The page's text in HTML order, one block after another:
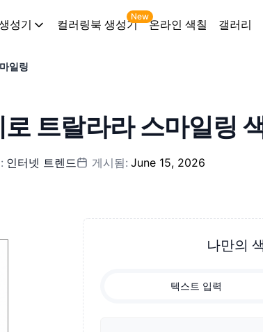
성기 컬러링북 생성기
New
온라인 색칠 갤러리
일링
트랄라라 스마일링
인터넷 트렌드 게시됨: June 15, 2026
나만의
텍스트 입력